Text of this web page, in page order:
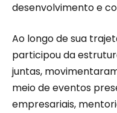
desenvolvimento e
Ao longo de sua
participou da
juntas,
meio de eventos
empresariais,